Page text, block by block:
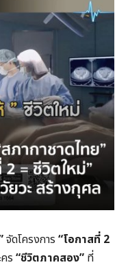
จัดโครงการ “โอกาสที่ 2
ร “ชีวิตภาคสอง” ที่